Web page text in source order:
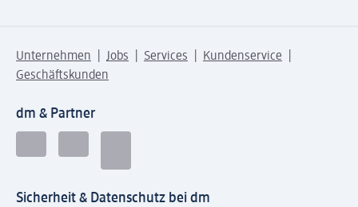
Unternehmen Jobs Services
Kundenservice
Geschäftskunden
dm & Partner
Sicherheit & Datenschutz bei dm